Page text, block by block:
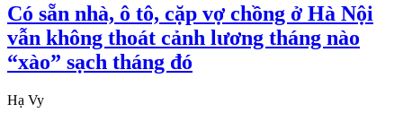
Có sẵn nhà, ô tô, cặp vợ chồng ở Hà Nội
vẫn không thoát cảnh lương tháng nào
“xào” sạch tháng đó
Hạ Vy